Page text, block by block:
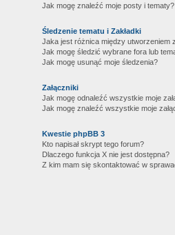
Jak mogę znaleźć moje posty i tematy?
Śledzenie tematu i Zakładki
Jaka jest różnica między utworzeniem
Jak mogę śledzić wybrane fora lub
Jak mogę usunąć moje śledzenia?
Załączniki
Jak mogę odnaleźć wszystkie moje
Jak mogę znaleźć wszystkie moje
Kwestie phpBB 3
Kto napisał skrypt tego forum?
Dlaczego funkcja X nie jest dostępna?
Z kim mam się skontaktować w